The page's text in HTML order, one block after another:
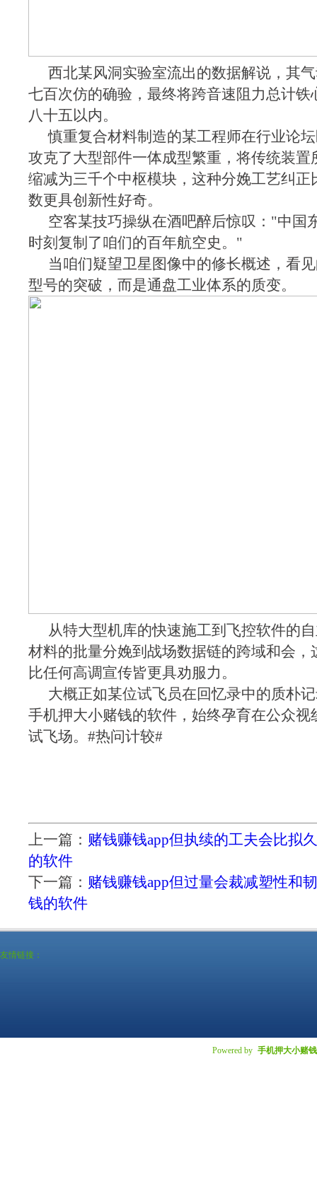
西北某风洞实验室流出的数据解说，其
七百次仿的确验，最终将跨音速阻力总计铁
八十五以内。
慎重复合材料制造的某工程师在行业论
攻克了大型部件一体成型繁重，将传统装置
缩减为三千个中枢模块，这种分娩工艺纠正
数更具创新性好奇。
空客某技巧操纵在酒吧醉后惊叹："中国
时刻复制了咱们的百年航空史。"
当咱们疑望卫星图像中的修长概述，看
型号的突破，而是通盘工业体系的质变。
从特大型机库的快速施工到飞控软件的
材料的批量分娩到战场数据链的跨域和会，
比任何高调宣传皆更具劝服力。
大概正如某位试飞员在回忆录中的质朴
手机押大小赌钱的软件，始终孕育在公众视
试飞场。#热问计较#
上一篇： 赌钱赚钱app但执续的工夫会比拟
的软件
下一篇： 赌钱赚钱app但过量会裁减塑性和
钱的软件
友情链接：
Powered by 手机押大小赌